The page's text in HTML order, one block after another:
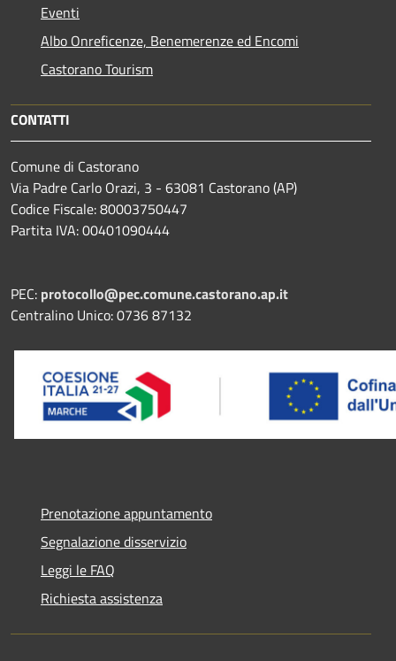
Eventi
Albo Onreficenze, Benemerenze ed Encomi
Castorano Tourism
CONTATTI
Comune di Castorano
Via Padre Carlo Orazi, 3 - 63081 Castorano (AP)
Codice Fiscale: 80003750447
Partita IVA: 00401090444
PEC: protocollo@pec.comune.castorano.ap.it
Centralino Unico: 0736 87132
Prenotazione appuntamento
Segnalazione disservizio
Leggi le FAQ
Richiesta assistenza